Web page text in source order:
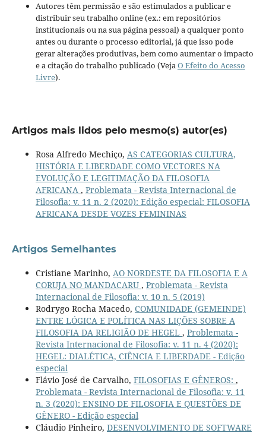
Autores têm permissão e são estimulados a publicar e
distribuir seu trabalho online (ex.: em repositórios
institucionais ou na sua página pessoal) a qualquer ponto
antes ou durante o processo editorial, já que isso pode
gerar alterações produtivas, bem como aumentar o impacto
e a citação do trabalho publicado (VejaO Efeito do Acesso
Livre).
Artigos mais lidos pelo mesmo(s) autor(es)
Rosa Alfredo Mechiço, AS CATEGORIAS CULTURA,
HISTÓRIA E LIBERDADE COMO VECTORES NA
EVOLUÇÃO E LEGITIMAÇÃO DA FILOSOFIA
AFRICANA , Problemata - Revista Internacional de
Filosofia: v. 11 n. 2 (2020): Edição especial: FILOSOFIA
AFRICANA DESDE VOZES FEMININAS
Artigos Semelhantes
Cristiane Marinho, AO NORDESTE DA FILOSOFIA E A
CORUJA NO MANDACARU , Problemata - Revista
Internacional de Filosofia: v. 10 n. 5 (2019)
Rodrygo Rocha Macedo, COMUNIDADE (GEMEINDE)
ENTRE LÓGICA E POLÍTICA NAS LIÇÕES SOBRE A
FILOSOFIA DA RELIGIÃO DE HEGEL , Problemata -
Revista Internacional de Filosofia: v. 11 n. 4 (2020):
HEGEL: DIALÉTICA, CIÊNCIA E LIBERDADE - Edição
especial
Flávio José de Carvalho, FILOSOFIAS E GÊNEROS: ,
Problemata - Revista Internacional de Filosofia: v. 11
n. 3 (2020): ENSINO DE FILOSOFIA E QUESTÕES DE
GÊNERO - Edição especial
Cláudio Pinheiro, DESENVOLVIMENTO DE SOFTWARE